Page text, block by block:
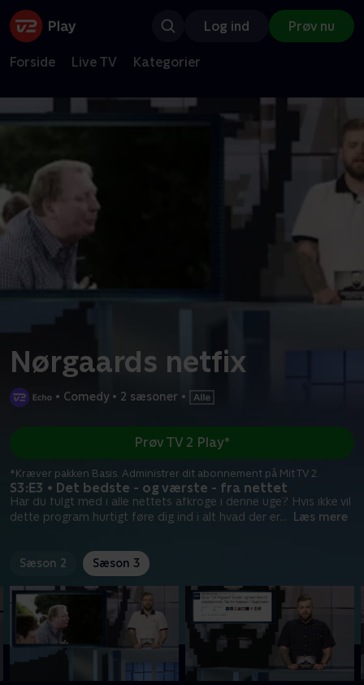
Log ind Prøv nu
Forside Live TV Kategorier
Nørgaards netfix
• Comedy • 2 sæsoner •
S3:E3 • Det bedste - og værste - fra nettet
Har du fulgt med i alle nettets afkroge i denne uge? Hvis ikke vil
dette program hurtigt føre dig ind i alt hvad der er... Læs mere
Prøv TV 2 Play*
*Kræver pakken Basis. Administrer dit abonnement på Mit TV 2.
Sæson 2 Sæson 3